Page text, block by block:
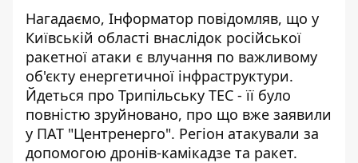
Нагадаємо, Інформатор повідомляв, що у
Київській області внаслідок російської
ракетної атаки є влучання по важливому
об'єкту енергетичної інфраструктури.
Йдеться про Трипільську ТЕС - її було
повністю зруйновано, про що вже заявили
у ПАТ "Центренерго". Регіон атакували за
допомогою дронів-камікадзе та ракет.